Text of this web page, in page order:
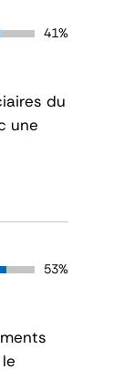
41%
du
une
53%